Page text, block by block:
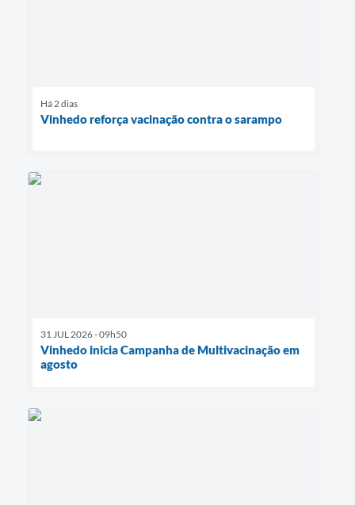
Há 2 dias
Vinhedo reforça vacinação contra o sarampo
31 JUL 2026 - 09h50
Vinhedo inicia Campanha de Multivacinação em
agosto